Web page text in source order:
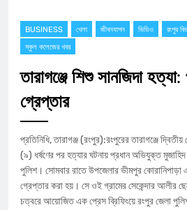
BUSINESS খেলা জীবনযাপন ভিডিও রংপুর
স্কুল কলেজের খবর
তারাগঞ্জে শিশু সানজিদা
গ্রেপ্তার
প্রতিনিধি, তারাগঞ্জ (রংপুর):রংপুরের তারাগঞ্জে
(৯) ধর্ষণের পর হত্যার ঘটনায় প্রধান অভিযুক্ত
পুলিশ। সোমবার রাতে উপজেলার ভীমপুর কোরানিপাড়া
গ্রেপ্তার করা হয়। সে ওই গ্রামের সেকেন্দার আলীর
চত্বরে আয়োজিত এক প্রেস ব্রিফিংয়ে রংপুর জেলা